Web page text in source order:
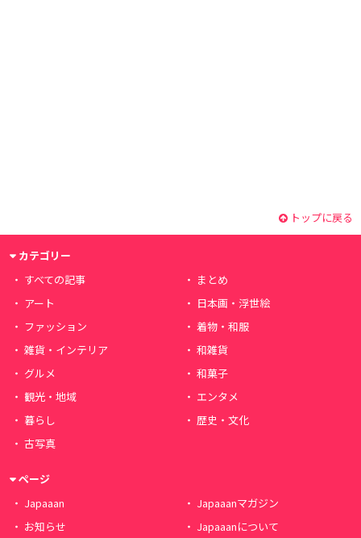
トップに戻る
カテゴリー
すべての記事
まとめ
アート
日本画・浮世絵
ファッション
着物・和服
雑貨・インテリア
和雑貨
グルメ
和菓子
観光・地域
エンタメ
暮らし
歴史・文化
古写真
ページ
Japaaan
Japaaanマガジン
お知らせ
Japaaanについて